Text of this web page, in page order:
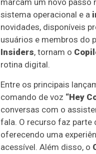
marcam um novo passo
sistema operacional e a
novidades, disponíveis
usuários e membros do
Insiders, tornam o
rotina digital.
Entre os principais
comando de voz “Hey
conversas com o
fala. O recurso faz parte
oferecendo uma
acessível. Além disso, o